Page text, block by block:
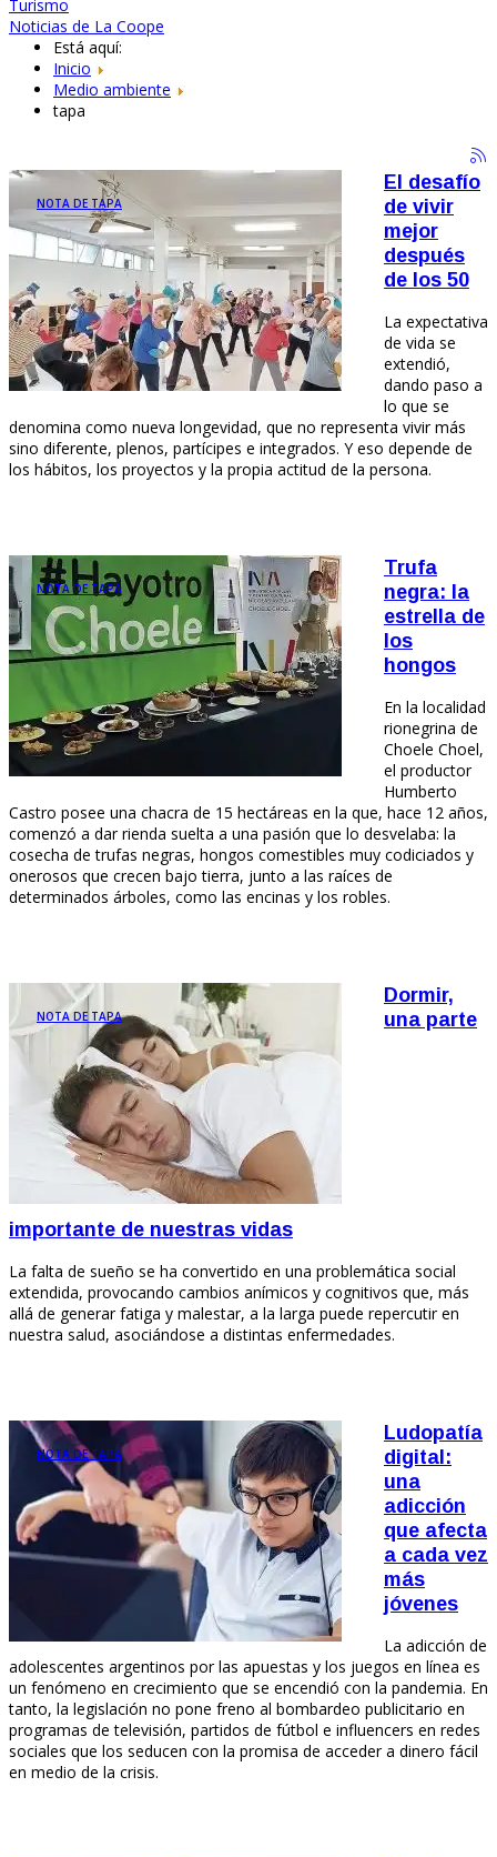
Turismo
Noticias de La Coope
Está aquí:
Inicio
Medio ambiente
tapa
NOTA DE TAPA
El desafío
de vivir
mejor
después
de los 50
La expectativa
de vida se
extendió,
dando paso a
lo que se
denomina como nueva longevidad, que no representa vivir más
sino diferente, plenos, partícipes e integrados. Y eso depende de
los hábitos, los proyectos y la propia actitud de la persona.
NOTA DE TAPA
Trufa
negra: la
estrella de
los
hongos
En la localidad
rionegrina de
Choele Choel,
el productor
Humberto
Castro posee una chacra de 15 hectáreas en la que, hace 12 años,
comenzó a dar rienda suelta a una pasión que lo desvelaba: la
cosecha de trufas negras, hongos comestibles muy codiciados y
onerosos que crecen bajo tierra, junto a las raíces de
determinados árboles, como las encinas y los robles.
NOTA DE TAPA
Dormir,
una parte
importante de nuestras vidas
La falta de sueño se ha convertido en una problemática social
extendida, provocando cambios anímicos y cognitivos que, más
allá de generar fatiga y malestar, a la larga puede repercutir en
nuestra salud, asociándose a distintas enfermedades.
NOTA DE TAPA
Ludopatía
digital:
una
adicción
que afecta
a cada vez
más
jóvenes
La adicción de
adolescentes argentinos por las apuestas y los juegos en línea es
un fenómeno en crecimiento que se encendió con la pandemia. En
tanto, la legislación no pone freno al bombardeo publicitario en
programas de televisión, partidos de fútbol e influencers en redes
sociales que los seducen con la promisa de acceder a dinero fácil
en medio de la crisis.